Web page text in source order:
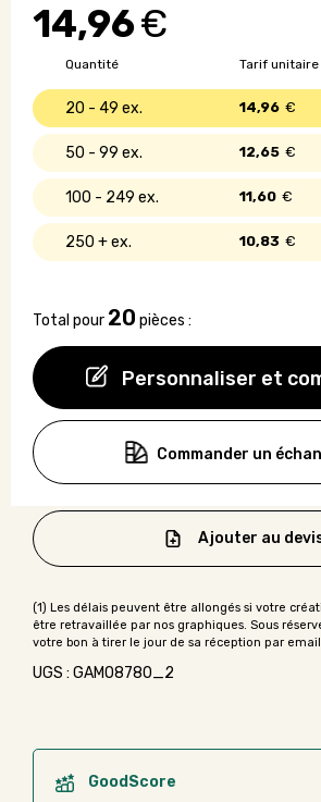
14,96€
Personnaliser et
pliable
automatique
Quantité Tarif unitaire
20 - 49 14,96 €
50 - 99 12,65 €
100 - 249 11,60 €
250 + 10,83 €
Total pour 20 pièces :
Commander un
Ajouter au
UGS : GAMO8780_2
GoodScore